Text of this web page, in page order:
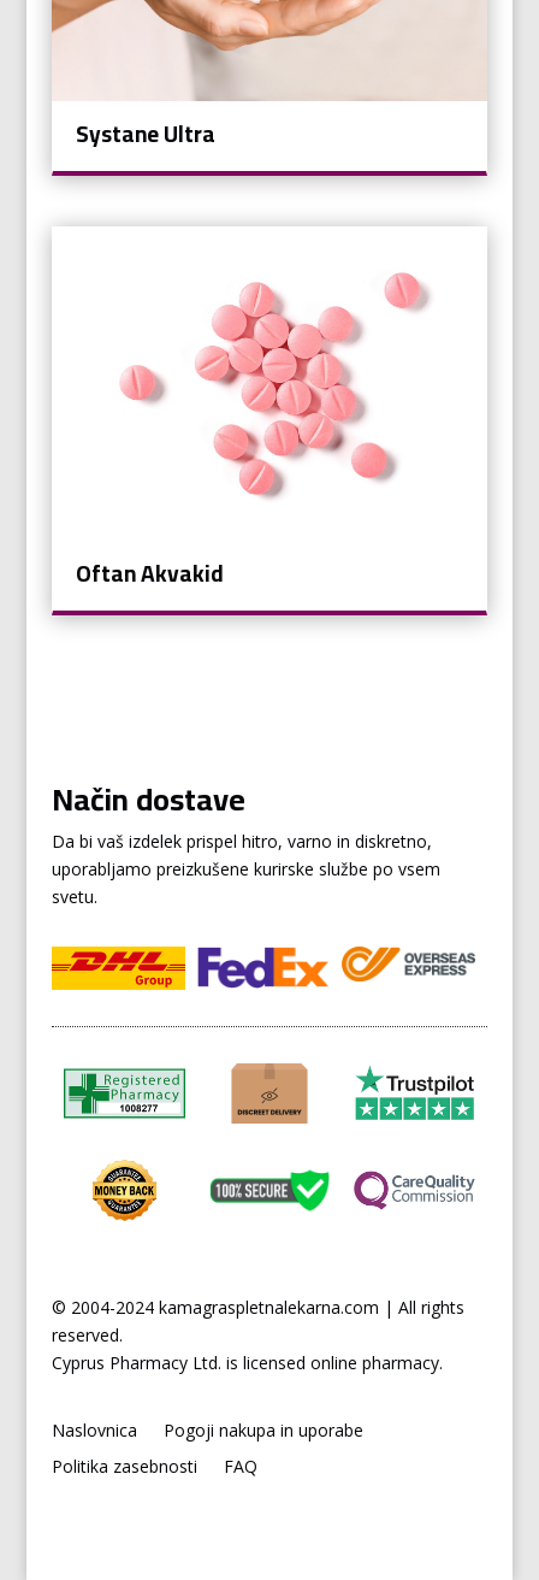
Systane Ultra
Oftan Akvakid
Način dostave
Da bi vaš izdelek prispel hitro, varno in diskretno,
uporabljamo preizkušene kurirske službe po vsem
svetu.
© 2004-2024 kamagraspletnalekarna.com | All rights
reserved.
Cyprus Pharmacy Ltd. is licensed online pharmacy.
Naslovnica
Pogoji nakupa in uporabe
Politika zasebnosti
FAQ